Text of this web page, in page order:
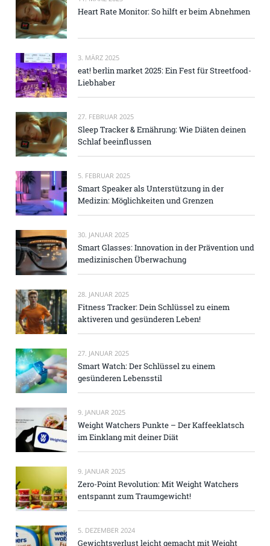
Heart Rate Monitor: So hilft er beim Abnehmen
3. MÄRZ 2025
eat! berlin market 2025: Ein Fest für Streetfood-
Liebhaber
27. FEBRUAR 2025
Sleep Tracker & Ernährung: Wie Diäten deinen
Schlaf beeinflussen
5. FEBRUAR 2025
Smart Speaker als Unterstützung in der
Medizin: Möglichkeiten und Grenzen
30. JANUAR 2025
Smart Glasses: Innovation in der Prävention und
medizinischen Überwachung
28. JANUAR 2025
Fitness Tracker: Dein Schlüssel zu einem
aktiveren und gesünderen Leben!
27. JANUAR 2025
Smart Watch: Der Schlüssel zu einem
gesünderen Lebensstil
9. JANUAR 2025
Weight Watchers Punkte – Der Kaffeeklatsch
im Einklang mit deiner Diät
9. JANUAR 2025
Zero-Point Revolution: Mit Weight Watchers
entspannt zum Traumgewicht!
5. DEZEMBER 2024
Gewichtsverlust leicht gemacht mit Weight